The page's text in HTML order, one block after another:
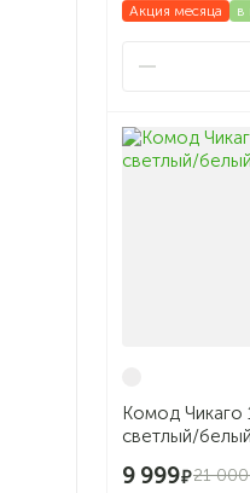
Акция месяца в
Комод Чикаго
светлый/белый
9 999 21 000